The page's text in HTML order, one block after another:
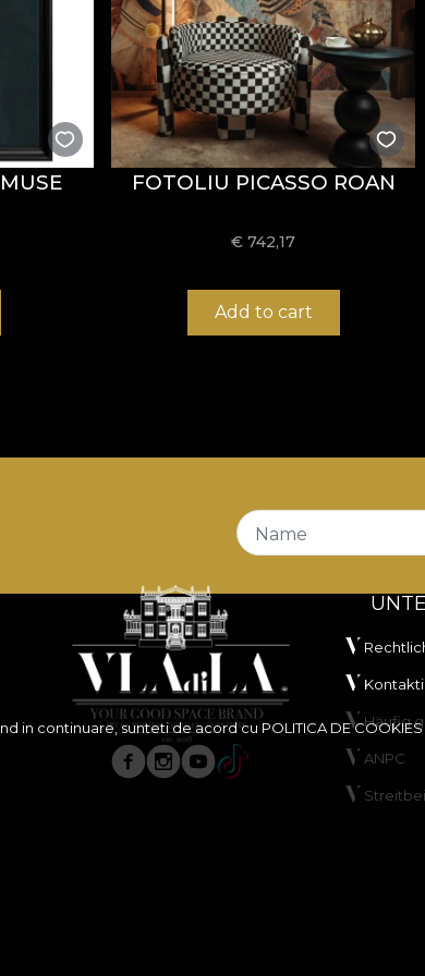
FOTOLIU PICASSO ROAN
€742,17
Add to cart
in continuare, sunteti de acord cu POLITICA DE COOKIES
Name
Häufig
ANPC